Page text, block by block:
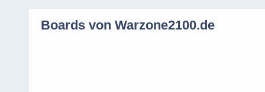
Boards von Warzone2100.de